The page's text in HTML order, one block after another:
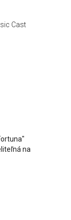
Cast